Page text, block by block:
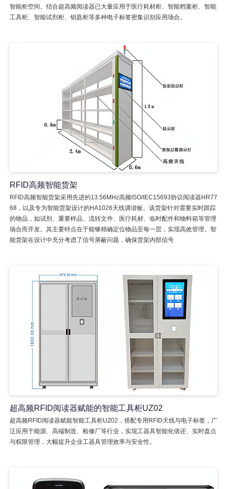
智能柜空间。结合超高频阅读器已大量应用于医疗耗材柜、智能档案柜、智能
工具柜、智能试剂柜、钥匙柜等多种电子标签密集识别应用场合。
RFID高频智能货架
RFID高频智能货架采用先进的13.56MHz高频ISO/IEC15693协议阅读器HR77
68，以及专为智能货架设计的HA1026天线调谐板。该货架针对需要实时跟踪
的物品，如试剂、重要样品、流转文件、医疗耗材、临时配件和物料箱等管理
场合而开发。其主要特点在于能够精确定位物品至每一层，实现高效管理。智
能货架在设计中充分考虑了信号屏蔽问题，确保货架内部信号
超高频RFID阅读器赋能的智能工具柜UZ02
超高频RFID阅读器赋能智能工具柜UZ02，搭配专用RFID天线与电子标签，广
泛应用于能源、高端制造、检修厂等行业，实现工器具智能化借还、实时盘点
与权限管理，大幅提升企业工器具管理效率与安全性。